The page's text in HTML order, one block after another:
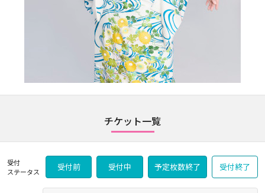
チケット一覧
受付
ステータス
受付前 受付中 予定枚数終了 受付終了